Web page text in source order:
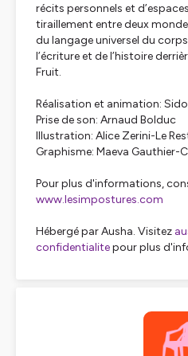
récits personnels et
tiraillement entre deux
du langage universel du
l’écriture et de l’histoire
Fruit.
Réalisation et animation:
Prise de son: Arnaud Bolduc
Illustration: Alice Zerini-Le
Graphisme: Maeva Gauthier-
Pour plus d'informations,
www.lesimpostures.com
Hébergé par Ausha. Visitez
confidentialitepour plus